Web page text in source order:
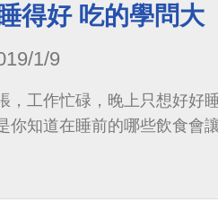
得好 吃的學問大
1/9
，工作忙碌，晚上只想好好
你知道在睡前的哪些飲食會